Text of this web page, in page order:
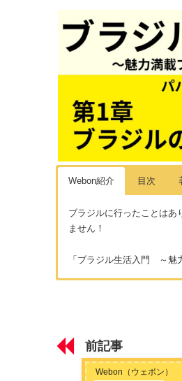
Webon紹介 目次
ブラジルに行ったことは
ません！
「ブラジル生活入門 ～魅
第1章 ブラジルの生活ってど
いてみてください。面白い発
前記事
Webon（ウェボン）